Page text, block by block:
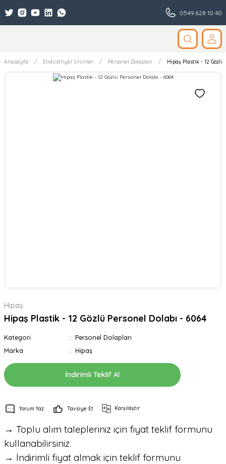
0549 628 10 40
Anasayfa Endüstriyel Ürünler Personel Dolapları Hipaş Plastik - 12 Gözlü
Hipaş
Hipaş Plastik - 12 Gözlü Personel Dolabı - 6064
Kategori
Personel Dolapları
Marka
Hipaş
İndirimli Teklif Al
Yorum Yaz Tavsiye Et Karşılaştır
→ Toplu alım talepleriniz için fiyat teklif formunu
kullanabilirsiniz.
→ İndirimli fiyat almak için teklif formunu